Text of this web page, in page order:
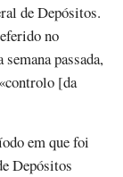
de Depósitos.
no
passada,
[da
em que foi
Depósitos